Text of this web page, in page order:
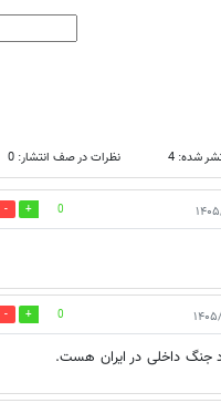
شده: 4 نظرات در صف انتشار: 0
0
0
داخلی در ایران هست.